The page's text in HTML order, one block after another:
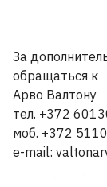
За
обращаться к
Арво Валтону
тел. +372
моб. +372
e-mail: